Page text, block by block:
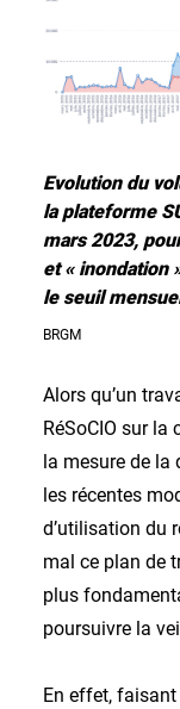
Evolution du
la plateforme
mars 2023,
et « inondation
le seuil
BRGM
Alors qu’un
RéSoCIO sur la
la mesure de la
les récentes
d’utilisation du
mal ce plan de
plus
poursuivre la
En effet, faisant